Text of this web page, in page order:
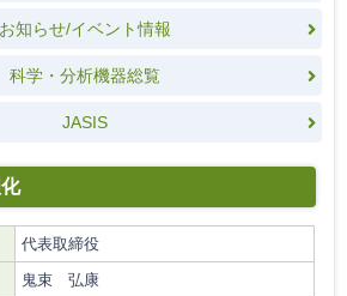
お知らせ/イベント情報
科学・分析機器総覧
JASIS
代表取締役
鬼束 弘康